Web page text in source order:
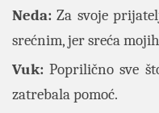
Neda: Za svoje
srećnim, jer sreća
Vuk: Poprilično sve
zatrebala pomoć.